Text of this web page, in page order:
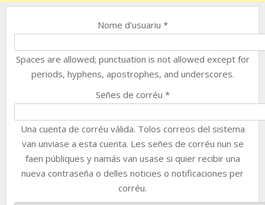
Nome d'usuariu *
Spaces are allowed; punctuation is not allowed except for
periods, hyphens, apostrophes, and underscores.
Señes de corréu *
Una cuenta de corréu válida. Tolos correos del sistema
van unviase a esta cuenta. Les señes de corréu nun se
faen públiques y namás van usase si quier recibir una
nueva contraseña o delles noticies o notificaciones per
corréu.